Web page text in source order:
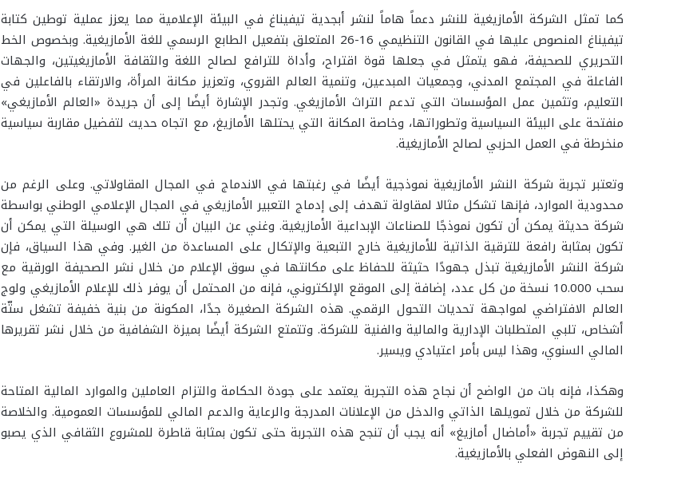
كما تمثل الشركة الأمازيغية للنشر دعماً هاماً لنشر أبجدية تيفيناغ في البيئة الإعلامية مما يعزز عملية توطين كتابة
تيفيناغ المنصوص عليها في القانون التنظيمي 16-26 المتعلق بتفعيل الطابع الرسمي للغة الأمازيغية. وبخصوص الخط
التحريري للصحيفة، فهو يتمثل في جعلها قوة اقتراح، وأداة للترافع لصالح اللغة والثقافة الأمازيغيتين، والجهات
الفاعلة في المجتمع المدني، وجمعيات المبدعين، وتنمية العالم القروي، وتعزيز مكانة المرأة، والارتقاء بالفاعلين في
التعليم، وتثمين عمل المؤسسات التي تدعم التراث الأمازيغي. وتجدر الإشارة أيضًا إلى أن جريدة «العالم الأمازيغي»
منفتحة على البيئة السياسية وتطوراتها، وخاصة المكانة التي يحتلها الأمازيغ، مع اتجاه حديث لتفضيل مقاربة سياسية
منخرطة في العمل الحزبي لصالح الأمازيغية.
وتعتبر تجربة شركة النشر الأمازيغية نموذجية أيضًا في رغبتها في الاندماج في المجال المقاولاتي. وعلى الرغم من
محدودية الموارد، فإنها تشكل مثالا لمقاولة تهدف إلى إدماج التعبير الأمازيغي في المجال الإعلامي الوطني بواسطة
شركة حديثة يمكن أن تكون نموذجًا للصناعات الإبداعية الأمازيغية. وغني عن البيان أن تلك هي الوسيلة التي يمكن أن
تكون بمثابة رافعة للترقية الذاتية للأمازيغية خارج التبعية والإتكال على المساعدة من الغير. وفي هذا السياق، فإن
شركة النشر الأمازيغية تبذل جهودًا حثيثة للحفاظ على مكانتها في سوق الإعلام من خلال نشر الصحيفة الورقية مع
سحب 10.000 نسخة من كل عدد، إضافة إلى الموقع الإلكتروني، فإنه من المحتمل أن يوفر ذلك للإعلام الأمازيغي ولوج
العالم الافتراضي لمواجهة تحديات التحول الرقمي. هذه الشركة الصغيرة جدًا، المكونة من بنية خفيفة تشغل ستّة
أشخاص، تلبي المتطلبات الإدارية والمالية والفنية للشركة. وتتمتع الشركة أيضًا بميزة الشفافية من خلال نشر تقريرها
المالي السنوي، وهذا ليس بأمر اعتيادي ويسير.
وهكذا، فإنه بات من الواضح أن نجاح هذه التجربة يعتمد على جودة الحكامة والتزام العاملين والموارد المالية المتاحة
للشركة من خلال تمويلها الذاتي والدخل من الإعلانات المدرجة والرعاية والدعم المالي للمؤسسات العمومية. والخلاصة
من تقييم تجربة «أماضال أمازيغ» أنه يجب أن تنجح هذه التجربة حتى تكون بمثابة قاطرة للمشروع الثقافي الذي يصبو
إلى النهوض الفعلي بالأمازيغية.